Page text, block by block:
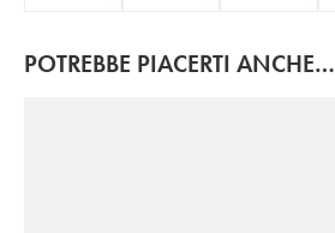
POTREBBE PIACERTI ANCHE…